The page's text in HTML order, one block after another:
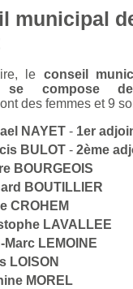
municipal
le conseil
se compose
des femmes et 9
NAYET - 1er
BULOT - 2ème
BOURGEOIS
BOUTILLIER
CROHEM
LAVALLEE
Marc LEMOINE
LOISON
MOREL